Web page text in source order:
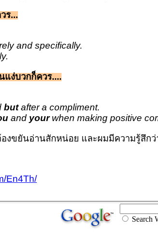
ร...
and specifically.
แง่บวกก็ควร....
butafter a compliment.
and yourwhen making positive
ยันอ่านสักหน่อย และผมมีความรู้สึกว่า
En4Th/
Search